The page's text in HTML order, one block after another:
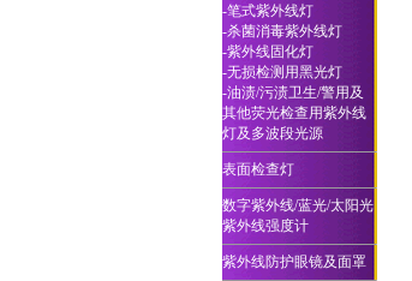
-笔式紫外线灯
-杀菌消毒紫外线灯
-紫外线固化灯
-无损检测用黑光灯
-油渍/污渍卫生/警用及
其他荧光检查用紫外线
灯及多波段光源
表面检查灯
数字紫外线/蓝光/太阳光
紫外线强度计
紫外线防护眼镜及面罩